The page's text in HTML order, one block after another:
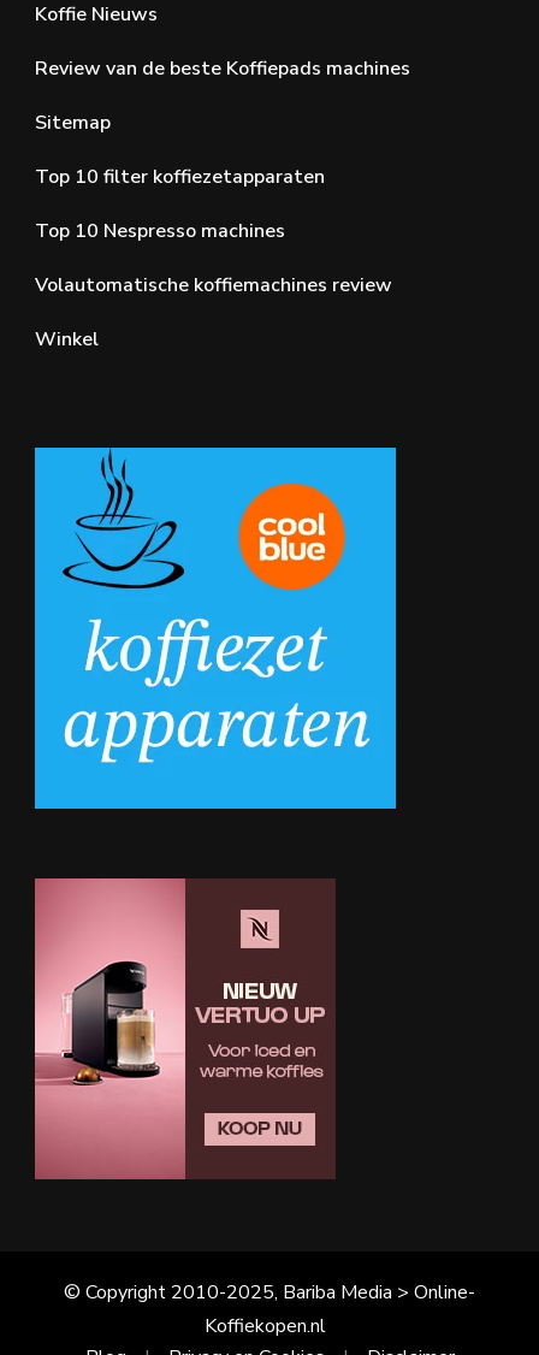
Koffie Nieuws
Review van de beste Koffiepads machines
Sitemap
Top 10 filter koffiezetapparaten
Top 10 Nespresso machines
Volautomatische koffiemachines review
Winkel
© Copyright 2010-2025, Bariba Media > Online-
Koffiekopen.nl